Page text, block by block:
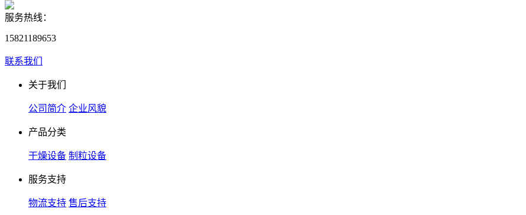
服务热线：
15821189653
联系我们
关于我们
公司简介 企业风貌
产品分类
干燥设备 制粒设备
服务支持
物流支持 售后支持